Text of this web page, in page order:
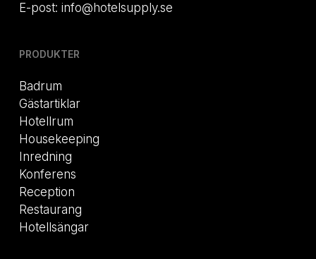
E-post: info@hotelsupply.se
PRODUKTER
Badrum
Gästartiklar
Hotellrum
Housekeeping
Inredning
Konferens
Reception
Restaurang
Hotellsängar